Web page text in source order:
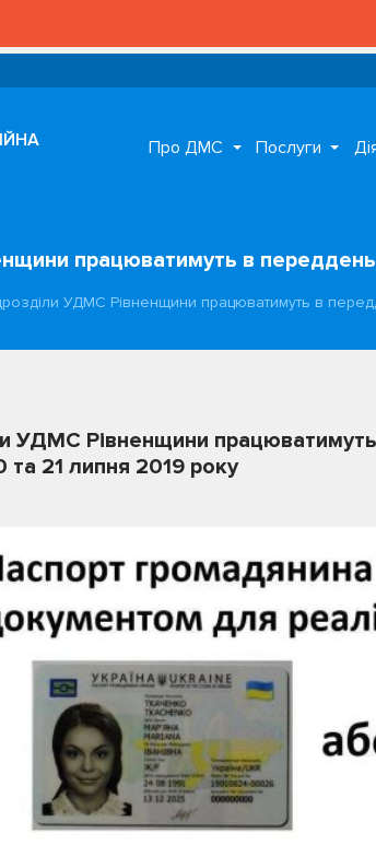
Про ДМС Послуги
працюватимуть в
УДМС Рівненщини працюватимуть в
УДМС Рівненщини
та 21 липня 2019 року